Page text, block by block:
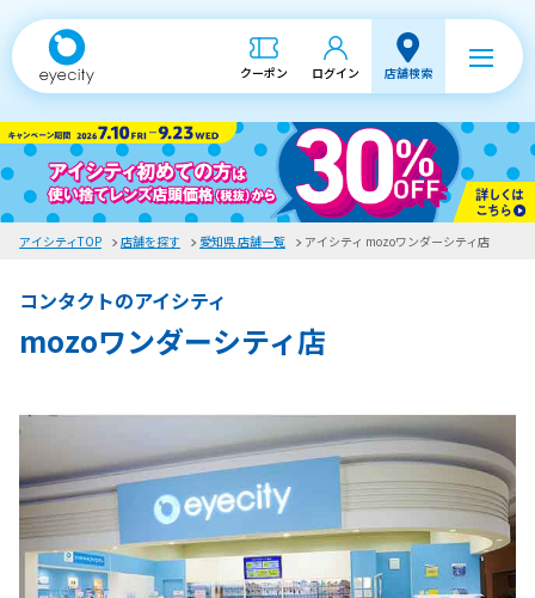
クーポン ログイン 店舗検索
アイシティTOP 店舗を探す 愛知県 店舗一覧 アイシティ mozoワンダーシティ店
コンタクトのアイシティ
mozoワンダーシティ店